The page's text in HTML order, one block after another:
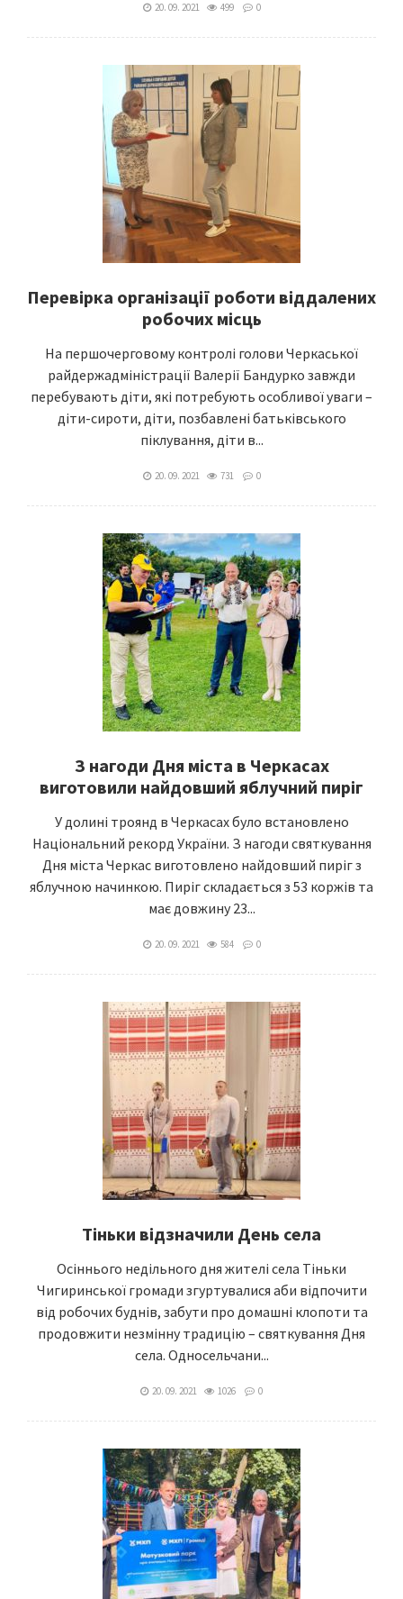
20. 09. 2021 499 0
Перевірка організації роботи віддалених
робочих місць
На першочерговому контролі голови Черкаської
райдержадміністрації Валерії Бандурко завжди
перебувають діти, які потребують особливої уваги –
діти-сироти, діти, позбавлені батьківського
піклування, діти в...
20. 09. 2021 731 0
З нагоди Дня міста в Черкасах
виготовили найдовший яблучний пиріг
У долині троянд в Черкасах було встановлено
Національний рекорд України. З нагоди святкування
Дня міста Черкас виготовлено найдовший пиріг з
яблучною начинкою. Пиріг складається з 53 коржів та
має довжину 23...
20. 09. 2021 584 0
Тіньки відзначили День села
Осіннього недільного дня жителі села Тіньки
Чигиринської громади згуртувалися аби відпочити
від робочих буднів, забути про домашні клопоти та
продовжити незмінну традицію – святкування Дня
села. Односельчани...
20. 09. 2021 1026 0